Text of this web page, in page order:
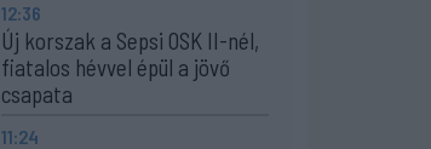
12:36
Új korszak a Sepsi OSK II-nél,
fiatalos hévvel épül a jövő
csapata
11:24